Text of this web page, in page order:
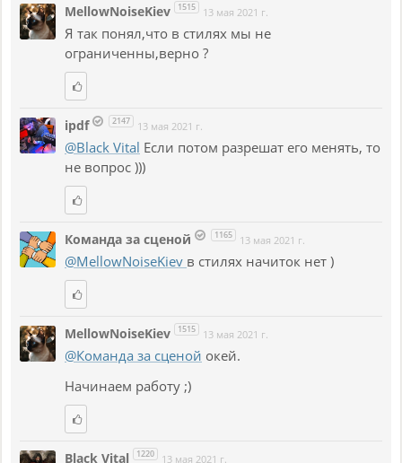
MellowNoiseKiev 1515 13 мая 2021 г.
Я так понял,что в стилях мы не
ограниченны,верно ?
ipdf 2147 13 мая 2021 г.
@Black Vital Если потом разрешат его менять, то
не вопрос )))
Команда за сценой 1165 13 мая 2021 г.
@MellowNoiseKiev в стилях начиток нет )
MellowNoiseKiev 1515 13 мая 2021 г.
@Команда за сценой окей.
Начинаем работу ;)
Black Vital 1220 13 мая 2021 г.